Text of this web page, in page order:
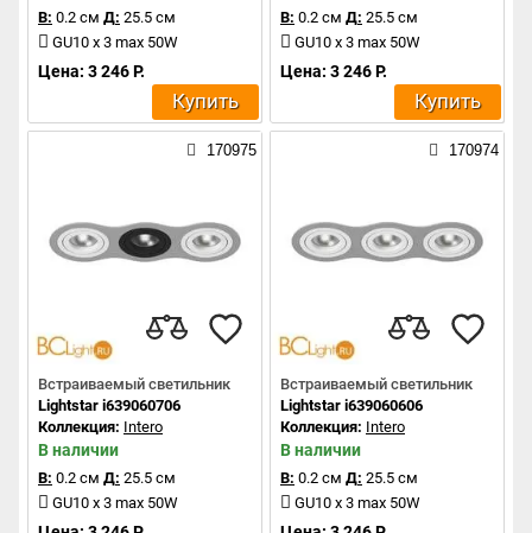
В: 0.2 см Д: 25.5 см
GU10 x 3 max 50W
Цена: 3 246 Р.
Купить
В: 0.2 см Д: 25.5 см
GU10 x 3 max 50W
Цена: 3 246 Р.
Купить
170975
Встраиваемый светильник
Lightstar i639060706
Коллекция: Intero
В наличии
В: 0.2 см Д: 25.5 см
GU10 x 3 max 50W
170974
Встраиваемый светильник
Lightstar i639060606
Коллекция: Intero
В наличии
В: 0.2 см Д: 25.5 см
GU10 x 3 max 50W